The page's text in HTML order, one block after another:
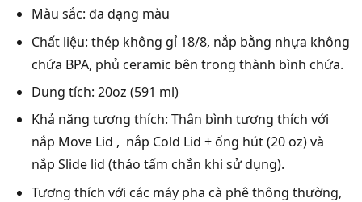
Màu sắc: đa dạng màu
Chất liệu: thép không gỉ 18/8, nắp bằng nhựa không
chứa BPA, phủ ceramic bên trong thành bình chứa.
Dung tích: 20oz (591 ml)
Khả năng tương thích: Thân bình tương thích với
nắp Move Lid , nắp Cold Lid + ống hút (20 oz) và
nắp Slide lid (tháo tấm chắn khi sử dụng).
Tương thích với các máy pha cà phê thông thường,